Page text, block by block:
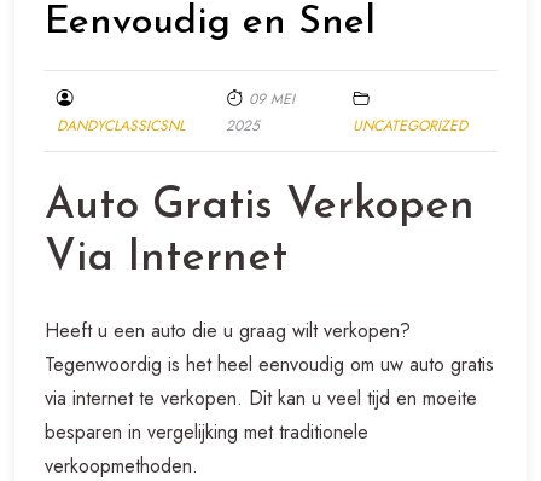
Eenvoudig en Snel
DANDYCLASSICSNL
09 MEI
2025
UNCATEGORIZED
Auto Gratis Verkopen
Via Internet
Heeft u een auto die u graag wilt verkopen?
Tegenwoordig is het heel eenvoudig om uw auto gratis
via internet te verkopen. Dit kan u veel tijd en moeite
besparen in vergelijking met traditionele
verkoopmethoden.